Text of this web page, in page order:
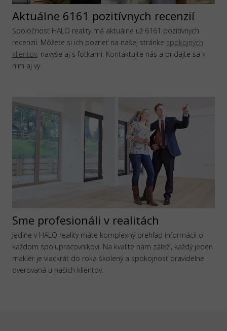
Aktuálne 6161 pozitívnych recenzií
Spoločnosť HALO reality má aktuálne už 6161 pozitívnych
recenzií. Môžete si ich pozrieť na našej stránke spokojných
klientov, navyše aj s fotkami. Kontaktujte nás a pridajte sa k
nim aj vy.
Sme profesionáli v realitách
Jedine v HALO reality máte komplexný prehľad informácii o
každom spolupracovníkovi. Na kvalite nám záleží, každý jeden
maklér je viackrát do roka školený a spokojnosť pravidelne
overovaná u našich klientov.